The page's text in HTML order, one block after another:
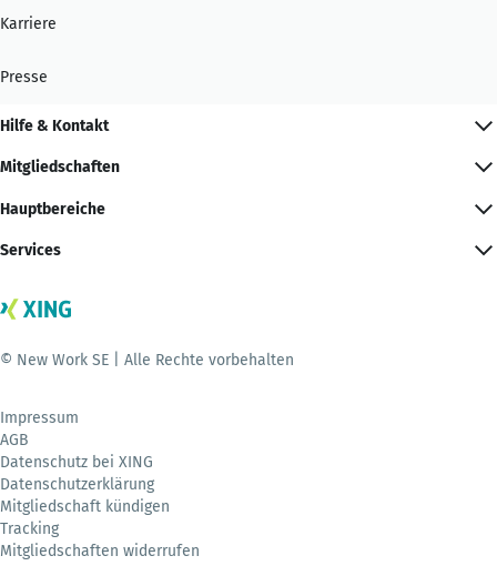
Karriere
Presse
Hilfe & Kontakt
Mitgliedschaften
Hauptbereiche
Services
© New Work SE | Alle Rechte vorbehalten
Impressum
AGB
Datenschutz bei XING
Datenschutzerklärung
Mitgliedschaft kündigen
Tracking
Mitgliedschaften widerrufen